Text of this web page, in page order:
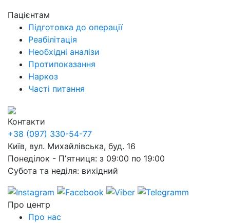
Пацієнтам
Підготовка до операції
Реабілітація
Необхідні аналізи
Протипоказання
Наркоз
Часті питання
Контакти
+38 (097) 330-54-77
Київ, вул. Михайлівська, буд. 16
Понеділок - Пʼятниця: з 09:00 по 19:00
Субота та неділя: вихідний
Про центр
Про нас